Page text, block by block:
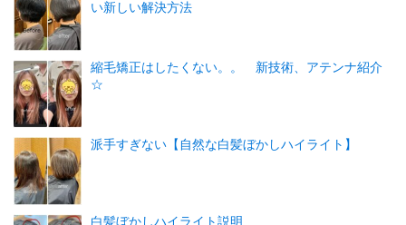
い新しい解決方法
縮毛矯正はしたくない。。 新技術、アテンナ紹介
☆
派手すぎない【自然な白髪ぼかしハイライト】
白髪ぼかしハイライト説明